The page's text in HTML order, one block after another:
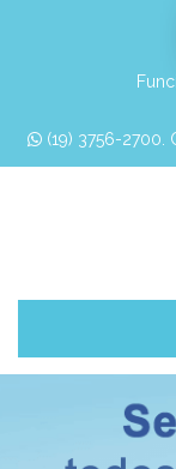
(19) 3756-2700.